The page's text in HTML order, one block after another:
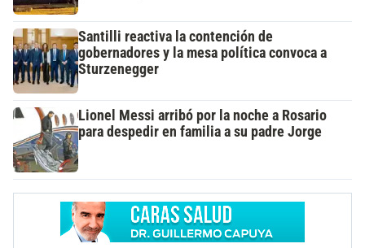
Santilli reactiva la contención de
gobernadores y la mesa política convoca a
Sturzenegger
Lionel Messi arribó por la noche a Rosario
para despedir en familia a su padre Jorge